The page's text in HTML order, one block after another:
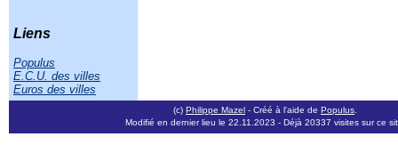
Liens
Populus
E.C.U. des villes
Euros des villes
(c) Philippe Mazel - Créé à l'aide de Populus
Modifié en dernier lieu le 22.11.2023 - Déjà 20337 visites sur ce